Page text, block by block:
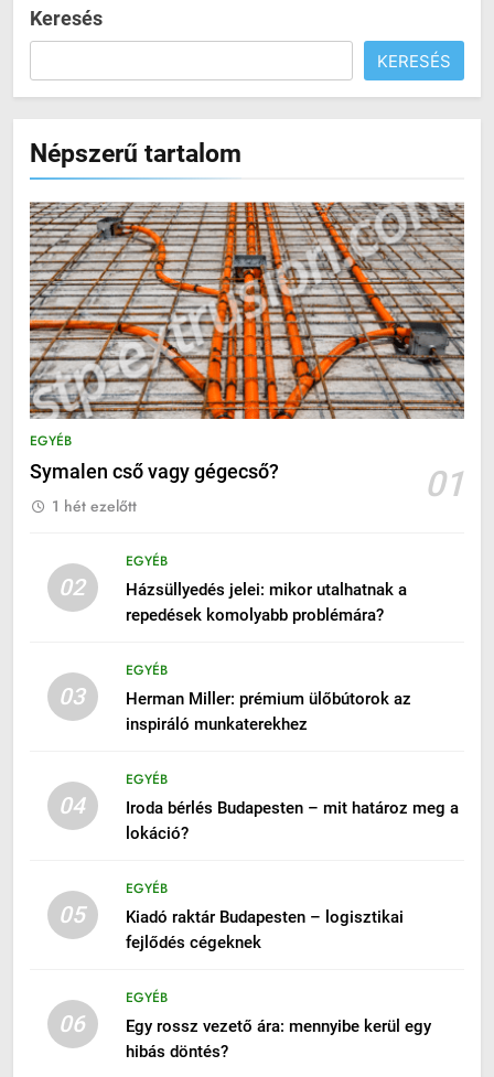
Keresés
KERESÉS
Népszerű tartalom
EGYÉB
Symalen cső vagy gégecső? 01
1 hét ezelőtt
02
EGYÉB
Házsüllyedés jelei: mikor utalhatnak a
repedések komolyabb problémára?
03
EGYÉB
Herman Miller: prémium ülőbútorok az
inspiráló munkaterekhez
04
EGYÉB
Iroda bérlés Budapesten – mit határoz meg a
lokáció?
05
EGYÉB
Kiadó raktár Budapesten – logisztikai
fejlődés cégeknek
06
EGYÉB
Egy rossz vezető ára: mennyibe kerül egy
hibás döntés?